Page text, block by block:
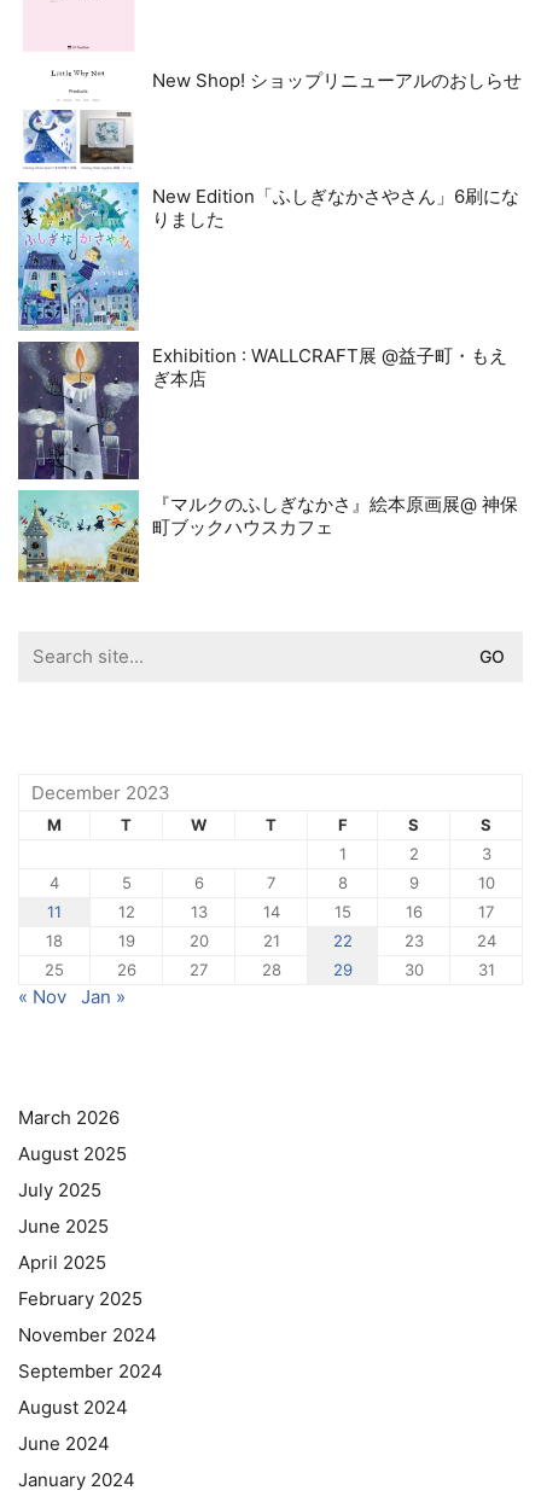
New Shop! ショップリニューアルのおしらせ
New Edition「ふしぎなかさやさん」6刷にな
りました
Exhibition : WALLCRAFT展 @益子町・もえ
ぎ本店
『マルクのふしぎなかさ』絵本原画展@ 神保
町ブックハウスカフェ
for:
December 2023
M T W T F S
S
1
2
3
4
5 6 7 8 9
10
11
12 13 14 15 16
17
18
19 20 21 22 23
24
25
26 27 28 29 30 31
« Nov Jan »
March 2026
August 2025
July 2025
June 2025
April 2025
February 2025
November 2024
September 2024
August 2024
June 2024
January 2024